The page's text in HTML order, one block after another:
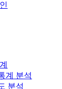
계 분석
분석